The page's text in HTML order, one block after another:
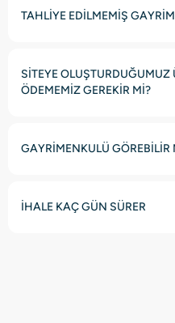
TAHLİYE EDİLMEMİŞ
SİTEYE OLUŞTURDUĞUMUZ
ÖDEMEMİZ GEREKİR Mİ?
GAYRİMENKULÜ GÖREBİLİR
İHALE KAÇ GÜN SÜRER